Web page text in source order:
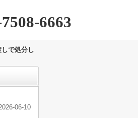
6663
で処分し
06-10